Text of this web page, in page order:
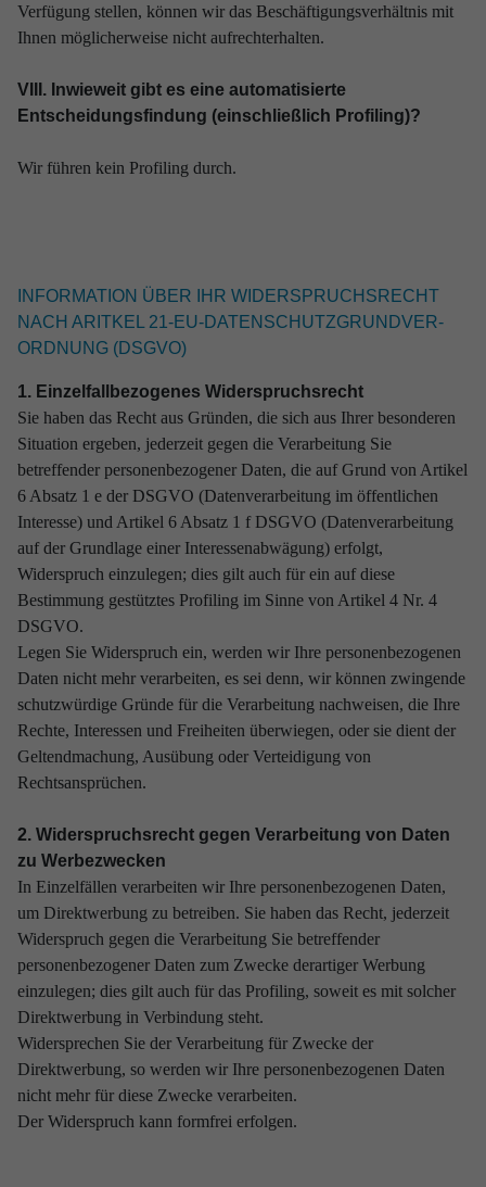
Verfügung stellen, können wir das Beschäftigungsverhältnis mit
Ihnen möglicherweise nicht aufrechterhalten.
VIII. Inwieweit gibt es eine automatisierte
Entscheidungsfindung (einschließlich Profiling)?
Wir führen kein Profiling durch.
INFOR­MA­TION ÜBER IHR WIDER­SPRUCHS­RECHT
NACH ARITKEL 21-EU-DATEN­SCHUTZ­GRUND­VER­
ORD­NUNG (DSGVO)
1. Einzelfallbezogenes Widerspruchsrecht
Sie haben das Recht aus Gründen, die sich aus Ihrer besonderen
Situation ergeben, jederzeit gegen die Verarbeitung Sie
betreffender personenbezogener Daten, die auf Grund von Artikel
6 Absatz 1 e der DSGVO (Datenverarbeitung im öffentlichen
Interesse) und Artikel 6 Absatz 1 f DSGVO (Datenverarbeitung
auf der Grundlage einer Interessenabwägung) erfolgt,
Widerspruch einzulegen; dies gilt auch für ein auf diese
Bestimmung gestütztes Profiling im Sinne von Artikel 4 Nr. 4
DSGVO.
Legen Sie Widerspruch ein, werden wir Ihre personenbezogenen
Daten nicht mehr verarbeiten, es sei denn, wir können zwingende
schutzwürdige Gründe für die Verarbeitung nachweisen, die Ihre
Rechte, Interessen und Freiheiten überwiegen, oder sie dient der
Geltendmachung, Ausübung oder Verteidigung von
Rechtsansprüchen.
2. Widerspruchsrecht gegen Verarbeitung von Daten
zu Werbezwecken
In Einzelfällen verarbeiten wir Ihre personenbezogenen Daten,
um Direktwerbung zu betreiben. Sie haben das Recht, jederzeit
Widerspruch gegen die Verarbeitung Sie betreffender
personenbezogener Daten zum Zwecke derartiger Werbung
einzulegen; dies gilt auch für das Profiling, soweit es mit solcher
Direktwerbung in Verbindung steht.
Widersprechen Sie der Verarbeitung für Zwecke der
Direktwerbung, so werden wir Ihre personenbezogenen Daten
nicht mehr für diese Zwecke verarbeiten.
Der Widerspruch kann formfrei erfolgen.